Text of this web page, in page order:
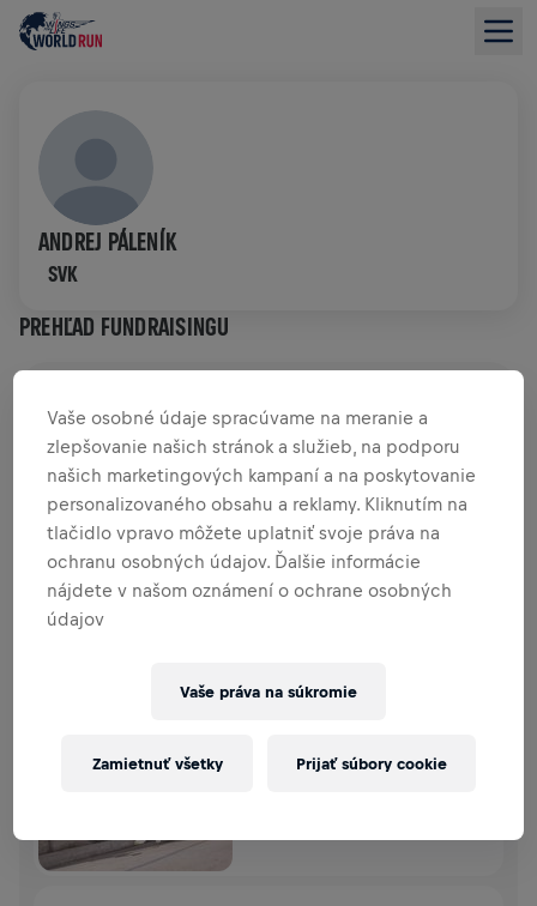
ANDREJ PÁLENÍK
SVK
PREHĽAD FUNDRAISINGU
PRÍSPEVKY PRISPIEŤ
Prispej k zmene! 100 % z tvojho príspevku putuje
priamo na výskum poranení miechy.
HISTÓRIA
09. 5. 2021
Vaše osobné údaje spracúvame na meranie a
zlepšovanie našich stránok a služieb, na podporu
našich marketingových kampaní a na poskytovanie
personalizovaného obsahu a reklamy. Kliknutím na
tlačidlo vpravo môžete uplatniť svoje práva na
ochranu osobných údajov. Ďalšie informácie
nájdete v našom oznámení o ochrane osobných
údajov
Vaše práva na súkromie
Zamietnuť všetky Prijať súbory cookie